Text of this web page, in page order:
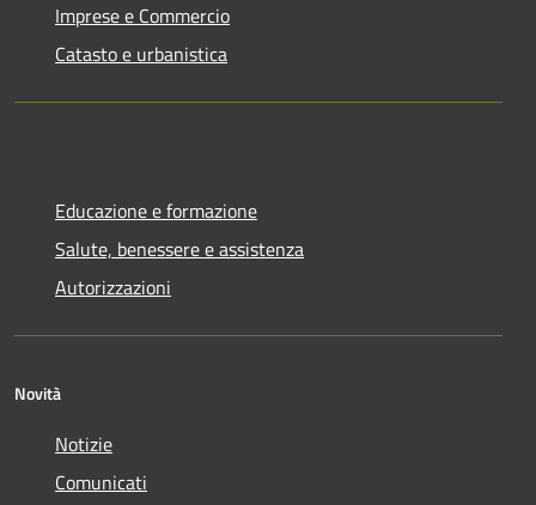
Imprese e Commercio
Catasto e urbanistica
Educazione e formazione
Salute, benessere e assistenza
Autorizzazioni
Novità
Notizie
Comunicati